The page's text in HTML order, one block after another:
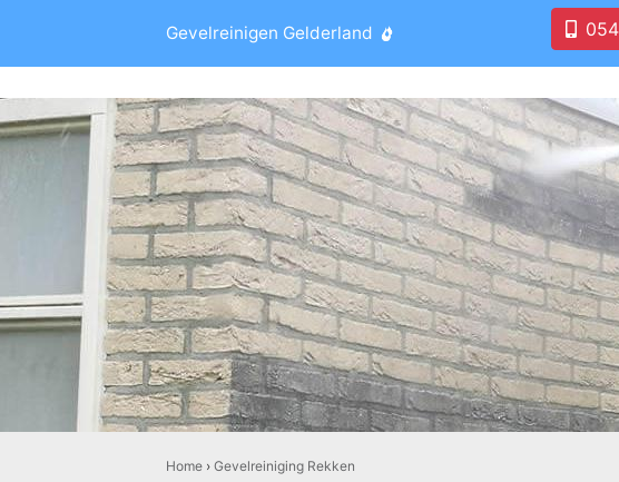
Gevelreinigen Gelderland
Home ›Gevelreiniging Rekken